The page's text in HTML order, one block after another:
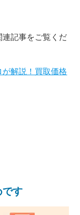
休
記事をご覧くだ
解説！買取価格
です